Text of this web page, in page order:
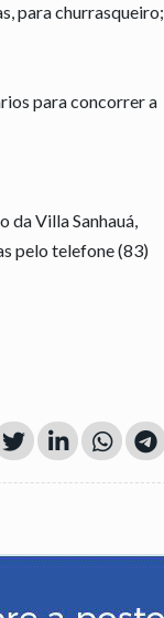
para churrasqueiro;
para concorrer a
da Villa Sanhauá,
pelo telefone (83)